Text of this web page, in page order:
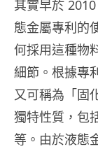
其實早於
態金屬專利的
何採用這種物
細節。根據專
又可稱為「固
獨特性質，包
等。由於液態